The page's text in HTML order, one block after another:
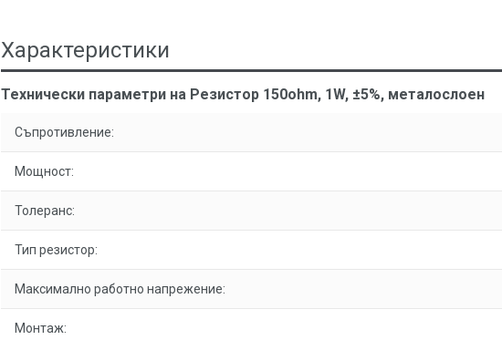
Характеристики
Технически параметри на Резистор 150ohm, 1W, ±5%, металослоен
Съпротивление:
Мощност:
Толеранс:
Тип резистор:
Максимално работно напрежение:
Монтаж: